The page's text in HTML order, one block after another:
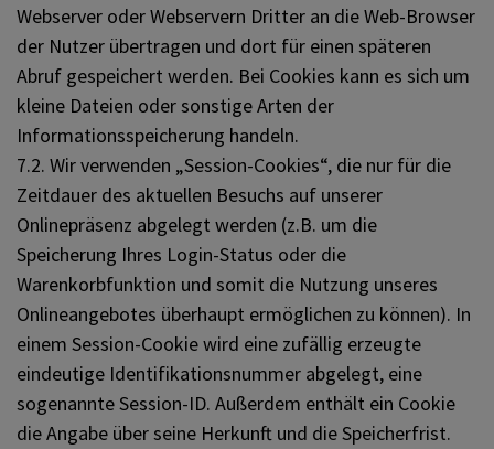
Webserver oder Webservern Dritter an die Web-Browser
der Nutzer übertragen und dort für einen späteren
Abruf gespeichert werden. Bei Cookies kann es sich um
kleine Dateien oder sonstige Arten der
Informationsspeicherung handeln.
7.2. Wir verwenden „Session-Cookies“, die nur für die
Zeitdauer des aktuellen Besuchs auf unserer
Onlinepräsenz abgelegt werden (z.B. um die
Speicherung Ihres Login-Status oder die
Warenkorbfunktion und somit die Nutzung unseres
Onlineangebotes überhaupt ermöglichen zu können). In
einem Session-Cookie wird eine zufällig erzeugte
eindeutige Identifikationsnummer abgelegt, eine
sogenannte Session-ID. Außerdem enthält ein Cookie
die Angabe über seine Herkunft und die Speicherfrist.